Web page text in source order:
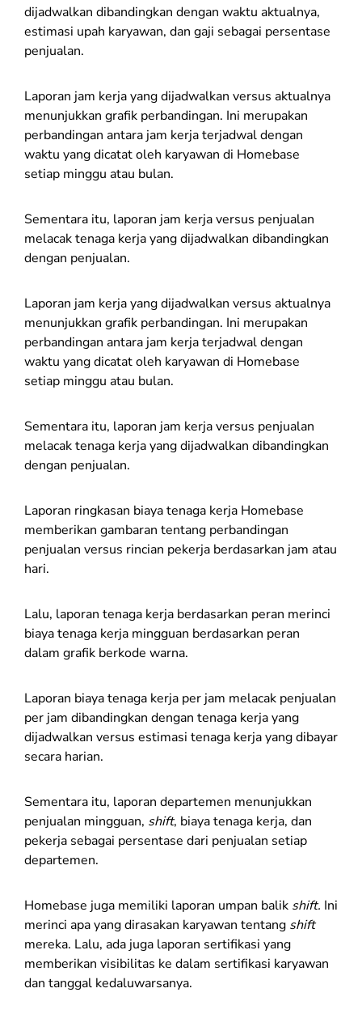
dijadwalkan dibandingkan dengan waktu aktualnya,
estimasi upah karyawan, dan gaji sebagai persentase
penjualan.
Laporan jam kerja yang dijadwalkan versus aktualnya
menunjukkan grafik perbandingan. Ini merupakan
perbandingan antara jam kerja terjadwal dengan
waktu yang dicatat oleh karyawan di Homebase
setiap minggu atau bulan.
Sementara itu, laporan jam kerja versus penjualan
melacak tenaga kerja yang dijadwalkan dibandingkan
dengan penjualan.
Laporan jam kerja yang dijadwalkan versus aktualnya
menunjukkan grafik perbandingan. Ini merupakan
perbandingan antara jam kerja terjadwal dengan
waktu yang dicatat oleh karyawan di Homebase
setiap minggu atau bulan.
Sementara itu, laporan jam kerja versus penjualan
melacak tenaga kerja yang dijadwalkan dibandingkan
dengan penjualan.
Laporan ringkasan biaya tenaga kerja Homebase
memberikan gambaran tentang perbandingan
penjualan versus rincian pekerja berdasarkan jam atau
hari.
Lalu, laporan tenaga kerja berdasarkan peran merinci
biaya tenaga kerja mingguan berdasarkan peran
dalam grafik berkode warna.
Laporan biaya tenaga kerja per jam melacak penjualan
per jam dibandingkan dengan tenaga kerja yang
dijadwalkan versus estimasi tenaga kerja yang dibayar
secara harian.
Sementara itu, laporan departemen menunjukkan
penjualan mingguan, shift, biaya tenaga kerja, dan
pekerja sebagai persentase dari penjualan setiap
departemen.
Homebase juga memiliki laporan umpan balik shift. Ini
merinci apa yang dirasakan karyawan tentang shift
mereka. Lalu, ada juga laporan sertifikasi yang
memberikan visibilitas ke dalam sertifikasi karyawan
dan tanggal kedaluwarsanya.